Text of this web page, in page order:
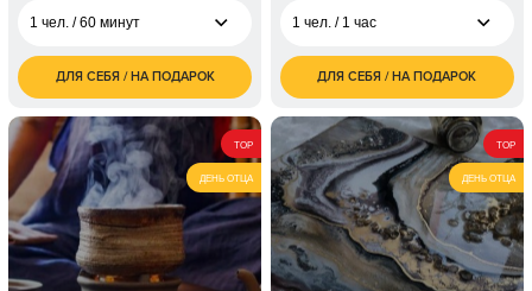
1 чел. / 60 минут
грн
1 чел. / 8 занятий по
1 часу
4 350
грн
1 чел. / 12 занятий по
1 часу
7 150
грн
1 чел. / 3 занятия
2 100
грн
ДЛЯ СЕБЯ / НА ПОДАРОК
1 чел. / 1 час
грн
2 чел. / 1 час
800
грн
3 чел. / 1 час
1 200
грн
4 чел. / 1 час
1 600
ДЛЯ СЕБЯ / НА ПОДАРОК
TOP
ДЕНЬ ОТЦА
TOP
ДЕНЬ ОТЦА